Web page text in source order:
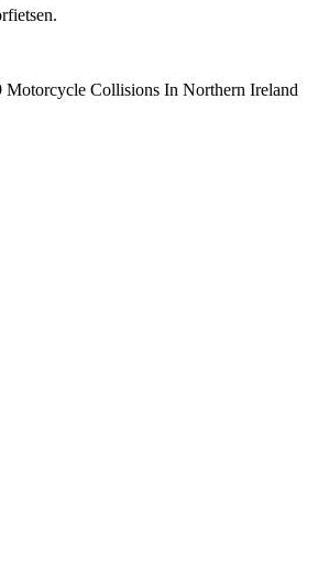
Collisions In Northern Ireland